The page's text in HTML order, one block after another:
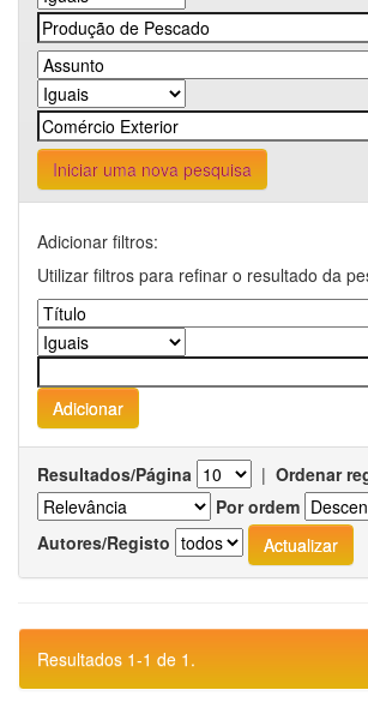
Iniciar uma nova pesquisa
Adicionar filtros:
Utilizar filtros para refinar o resultado da
Resultados/Página | Ordenar
Por ordem
Autores/Registo
Resultados 1-1 de 1.